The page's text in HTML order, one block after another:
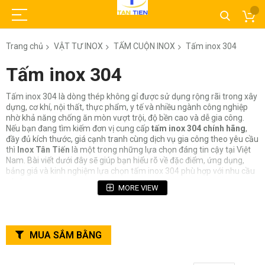
Trang chủ VẬT TƯ INOX TẤM CUỘN INOX Tấm inox 304
Tấm inox 304
Tấm inox 304 là dòng thép không gỉ được sử dụng rộng rãi trong xây
dựng, cơ khí, nội thất, thực phẩm, y tế và nhiều ngành công nghiệp
nhờ khả năng chống ăn mòn vượt trội, độ bền cao và dễ gia công.
Nếu bạn đang tìm kiếm đơn vị cung cấp tấm inox 304 chính hãng,
đầy đủ kích thước, giá cạnh tranh cùng dịch vụ gia công theo yêu cầu
thì Inox Tân Tiến là một trong những lựa chọn đáng tin cậy tại Việt
Nam. Bài viết dưới đây sẽ giúp bạn hiểu rõ về đặc điểm, ứng dụng,
bảng giá và kinh nghiệm lựa chọn tấm inox 304 phù hợp với nhu cầu
Tấm inox 304 là loại thép không gỉ thuộc nhóm Austenitic, chứa
khoảng18% Crom (Cr)và
nhất hiện nay nhờ khả năng chống oxy hóa, chống ăn mòn và chịu
MORE VIEW
MUA SẮM BẰNG